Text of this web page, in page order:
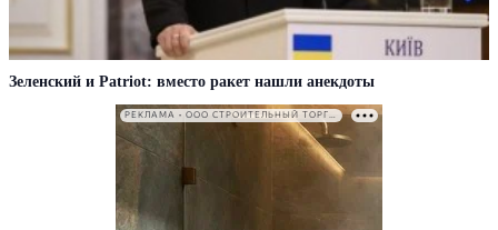
Зеленский и Patriot: вместо ракет нашли анекдоты
РЕКЛАМА • ООО СТРОИТЕЛЬНЫЙ ТОРГОВЫЙ ДОМ «ПЕТРОВИЧ». ИНН: 7802348846